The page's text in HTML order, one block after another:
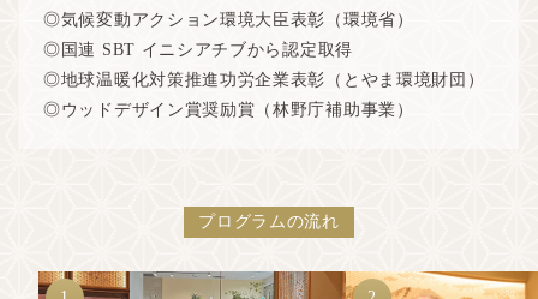
◎気候変動アクション環境大臣表彰（環境省）
◎国連 SBT イニシアチブから認定取得
◎地球温暖化対策推進功労企業表彰（とやま環境財団）
◎ウッドデザイン賞奨励賞（林野庁補助事業）
プログラムの流れ